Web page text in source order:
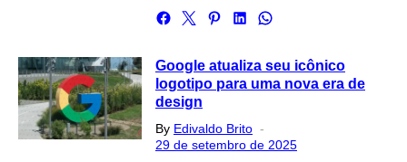
Google atualiza seu icônico
logotipo para uma nova era de
design
By Edivaldo Brito
on
29 de setembro de 2025